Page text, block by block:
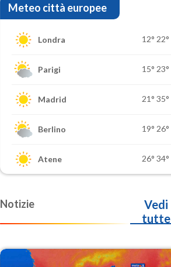
Meteo città europee
Londra 12° 22°
Parigi 15° 23°
Madrid 21° 35°
Berlino 19° 26°
Atene 26° 34°
Notizie
Vedi
tutte